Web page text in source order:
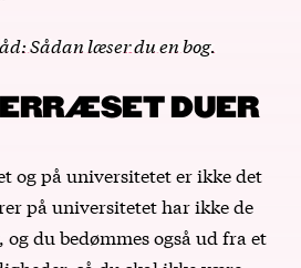
Sådan læser du en bog.
DUER
og på universitetet er ikke det
på universitetet har ikke de
du bedømmes også ud fra et